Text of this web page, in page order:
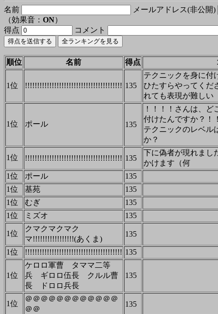
名前
メールアドレス(非公開)
（効果音： ON）
得点
コメント
順位 名前 得点
1位 !!!!!!!!!!!!!!!!!!!!!!!!!!!!!!!!!!!!!!!! 135
テクニックを身に付
ひたすらやってく
れても表現が難しい
1位 ポール 135
！！！！さんは、
付けたんですか？！
テクニックのレベル
か？
1位 !!!!!!!!!!!!!!!!!!!!!!!!!!!!!!!!!!!!!!!! 135
下に偽者が現れま
かけます（何
1位
ポール
135
1位
基苑
135
1位
むぎ
135
1位
ミズオ 135
1位
クマクマクマク
マ!!!!!!!!!!!!!!!!!(あくま)
135
1位 !!!!!!!!!!!!!!!!!!!!!!!!!!!!!!!!!!!!!!!! 135
1位
ケロロ軍曹 タママ二等
兵 ギロロ伍長 クルル曹
長 ドロロ兵長
135
1位
＠＠＠＠＠＠＠＠＠＠＠＠
＠＠
135